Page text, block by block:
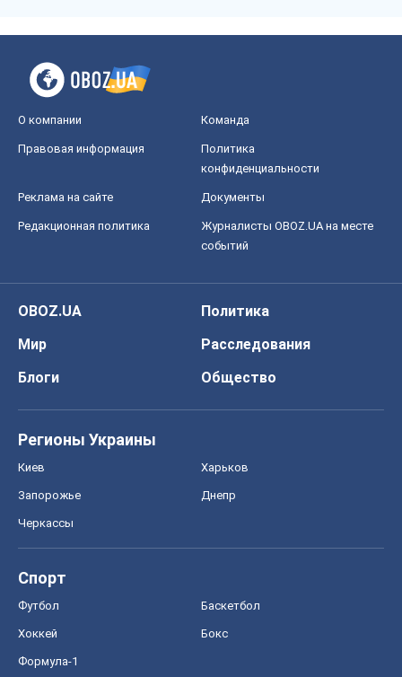
О компании Команда
Правовая информация
Политика
конфиденциальности
Реклама на сайте Документы
Редакционная политика
Журналисты OBOZ.UA на месте
событий
OBOZ.UA
Политика
Мир
Расследования
Блоги
Общество
Регионы Украины
Киев Харьков
Запорожье Днепр
Черкассы
Спорт
Футбол Баскетбол
Хоккей Бокс
Формула-1